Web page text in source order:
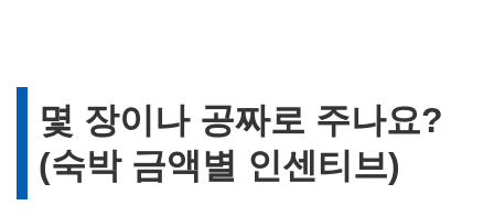
몇 장이나 공짜로 주나요?
(숙박 금액별 인센티브)